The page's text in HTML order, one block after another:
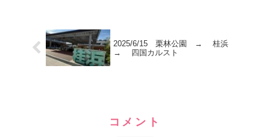
2025/6/15 栗林公園 → 桂浜
→ 四国カルスト
コメント